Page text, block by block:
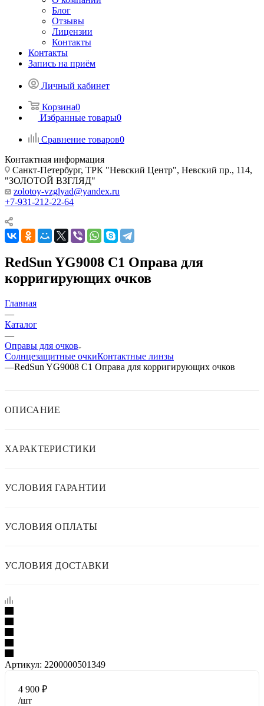
Блог
Отзывы
Лицензии
Контакты
Контакты
Запись на приём
Личный кабинет
Корзина0
Избранные товары0
Сравнение товаров0
Контактная информация
Санкт-Петербург, ТРК "Невский Центр", Невский пр., 114,
"ЗОЛОТОЙ ВЗГЛЯД"
zolotoy-vzglyad@yandex.ru
+7-931-212-22-64
RedSun YG9008 C1 Оправа для
корригирующих очков
Главная
—
Каталог
—
Оправы для очков
Солнцезащитные очкиКонтактные линзы
—RedSun YG9008 C1 Оправа для корригирующих очков
ОПИСАНИЕ
ХАРАКТЕРИСТИКИ
УСЛОВИЯ ГАРАНТИИ
УСЛОВИЯ ОПЛАТЫ
УСЛОВИЯ ДОСТАВКИ
Артикул: 2200000501349
4 900 ₽
/шт